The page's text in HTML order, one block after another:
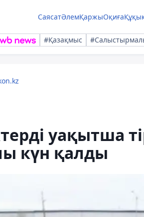
СаясатӘлемҚаржыОқиға
#Қазақмыс
уақытша
күн қалды